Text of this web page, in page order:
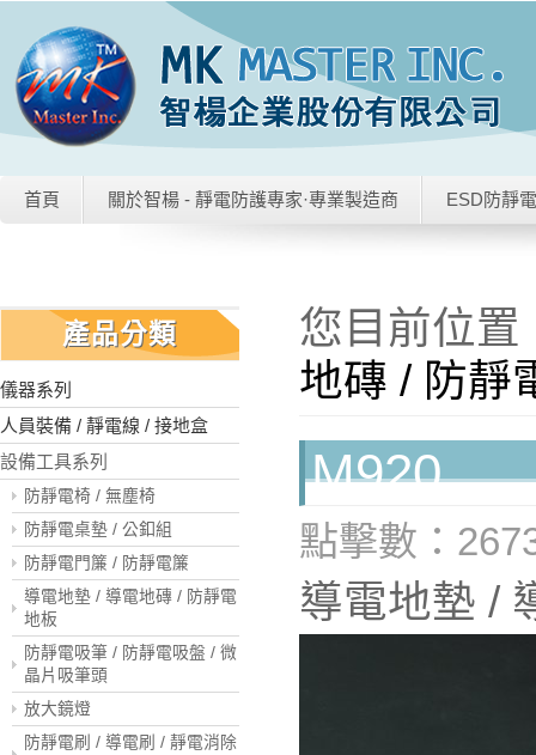
首頁 關於智楊 - 靜電防護專家·專業製造商 ESD防靜
產品分類
儀器系列
人員裝備 / 靜電線 / 接地盒
設備工具系列
防靜電椅 / 無塵椅
防靜電桌墊 / 公釦組
防靜電門簾 / 防靜電簾
導電地墊 / 導電地磚 / 防靜電
地板
防靜電吸筆 / 防靜電吸盤 / 微
晶片吸筆頭
放大鏡燈
防靜電刷 / 導電刷 / 靜電消除
您目前位置
地磚 / 防靜
M920
點擊數：
導電地墊 /